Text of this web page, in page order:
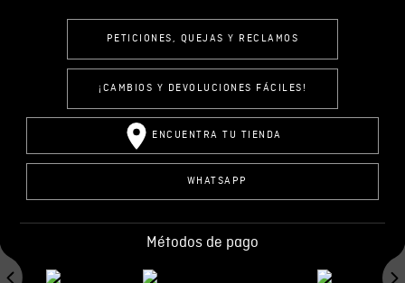
PETICIONES, QUEJAS Y RECLAMOS
¡CAMBIOS Y DEVOLUCIONES FÁCILES!
ENCUENTRA TU TIENDA
WHATSAPP
Métodos de pago